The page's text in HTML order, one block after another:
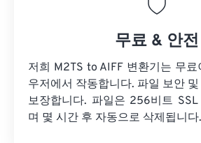
무료 & 안전
저희 M2TS to AIFF 변환기는 무
우저에서 작동합니다. 파일 보안
보장합니다. 파일은 256비트 SSL
며 몇 시간 후 자동으로 삭제됩니다.